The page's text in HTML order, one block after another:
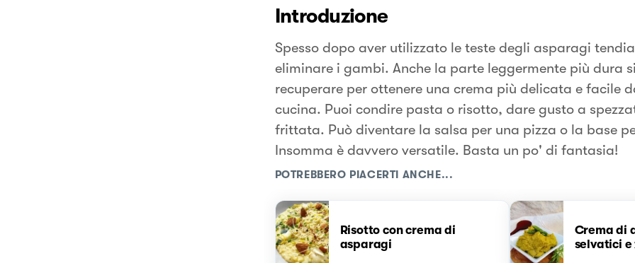
Introduzione
Spesso dopo aver utilizzato le teste degli asparagi
eliminare i gambi. Anche la parte leggermente più dura
recuperare per ottenere una crema più delicata e facile
cucina. Puoi condire pasta o risotto, dare gusto a
frittata. Può diventare la salsa per una pizza o la base
Insomma è davvero versatile. Basta un po' di fantasia!
POTREBBERO PIACERTI ANCHE...
Risotto con crema di
asparagi
Crema di
selvatici